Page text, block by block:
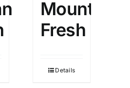
Mountain
Fresh
Details